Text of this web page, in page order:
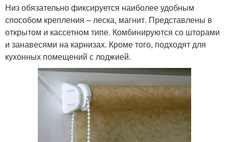
Низ обязательно фиксируется наиболее удобным
способом крепления – леска, магнит. Представлены в
открытом и кассетном типе. Комбинируются со шторами
и занавесями на карнизах. Кроме того, подходят для
кухонных помещений с лоджией.